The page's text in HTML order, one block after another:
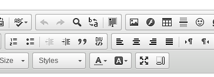
Size Styles